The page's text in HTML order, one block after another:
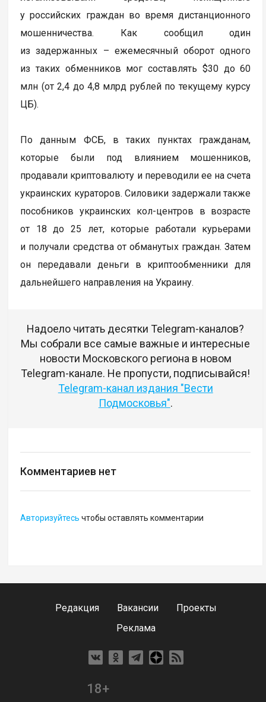
у российских граждан во время дистанционного
мошенничества. Как сообщил один
из задержанных – ежемесячный оборот одного
из таких обменников мог составлять $30 до 60
млн (от 2,4 до 4,8 млрд рублей по текущему курсу
ЦБ).
По данным ФСБ, в таких пунктах гражданам,
которые были под влиянием мошенников,
продавали криптовалюту и переводили ее на счета
украинских кураторов. Силовики задержали также
пособников украинских кол-центров в возрасте
от 18 до 25 лет, которые работали курьерами
и получали средства от обманутых граждан. Затем
он передавали деньги в криптообменники для
дальнейшего направления на Украину.
Надоело читать десятки Telegram-каналов?
Мы собрали все самые важные и интересные
новости Московского региона в новом
Telegram-канале. Не пропусти, подписывайся!
Telegram-канал издания "Вести
Подмосковья".
Комментариев нет
Авторизуйтесь чтобы оставлять комментарии
Редакция Вакансии
Проекты
Реклама
18+